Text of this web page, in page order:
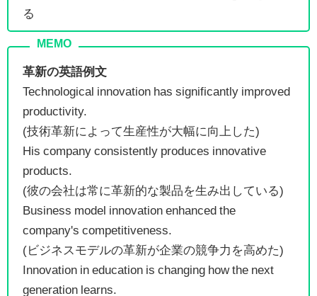
る
革新の英語例文
Technological innovation has significantly improved
productivity.
(技術革新によって生産性が大幅に向上した)
His company consistently produces innovative
products.
(彼の会社は常に革新的な製品を生み出している)
Business model innovation enhanced the
company's competitiveness.
(ビジネスモデルの革新が企業の競争力を高めた)
Innovation in education is changing how the next
generation learns.